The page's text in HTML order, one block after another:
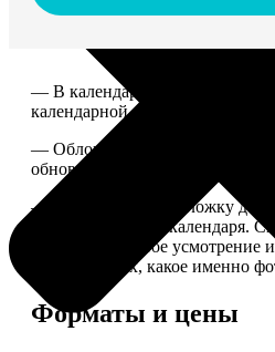
— В календаре 13 листов:
календарной сеткой.
— Обложка для календаря
обновляем каждый год.
— В кружочек на обложку
одной из страниц календаря.
выбирают на свое усмотрение
комментариях, какое именно
Форматы и цены